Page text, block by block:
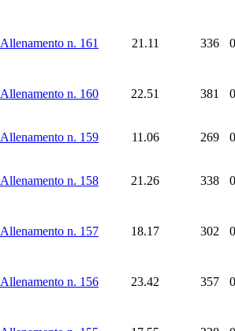
Allenamento n. 161 21.11 336
Allenamento n. 160 22.51 381
Allenamento n. 159 11.06 269
Allenamento n. 158 21.26 338
Allenamento n. 157 18.17 302
Allenamento n. 156 23.42 357